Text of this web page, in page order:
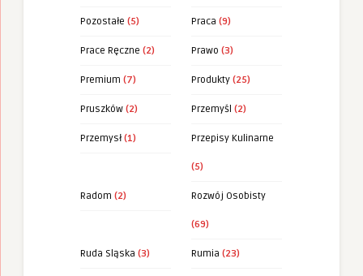
Pozostałe (5) Praca (9)
Prace Ręczne (2) Prawo (3)
Premium (7) Produkty (25)
Pruszków (2) Przemyśl (2)
Przemysł (1) Przepisy Kulinarne
(5)
Radom (2) Rozwój Osobisty
(69)
Ruda Sląska (3) Rumia (23)